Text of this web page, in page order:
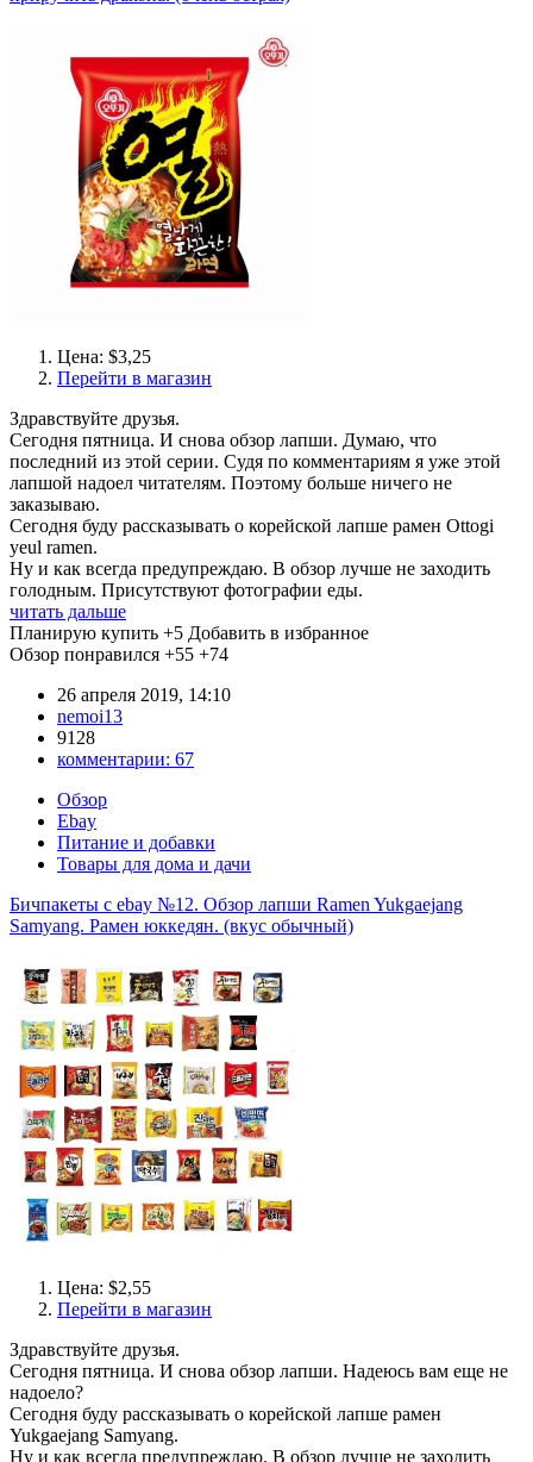
Цена: $3,25
Перейти в магазин
Здравствуйте друзья.
Сегодня пятница. И снова обзор лапши. Думаю, что
последний из этой серии. Судя по комментариям я уже этой
лапшой надоел читателям. Поэтому больше ничего не
заказываю.
Сегодня буду рассказывать о корейской лапше рамен Ottogi
yeul ramen.
Ну и как всегда предупреждаю. В обзор лучше не заходить
голодным. Присутствуют фотографии еды.
читать дальше
Планирую купить +5 Добавить в избранное
Обзор понравился +55 +74
26 апреля 2019, 14:10
nemoi13
9128
комментарии: 67
Обзор
Ebay
Питание и добавки
Товары для дома и дачи
Бичпакеты с ebay №12. Обзор лапши Ramen Yukgaejang
Samyang. Рамен юккедян. (вкус обычный)
Цена: $2,55
Перейти в магазин
Здравствуйте друзья.
Сегодня пятница. И снова обзор лапши. Надеюсь вам еще не
надоело?
Сегодня буду рассказывать о корейской лапше рамен
Yukgaejang Samyang.
Ну и как всегда предупреждаю. В обзор лучше не заходить